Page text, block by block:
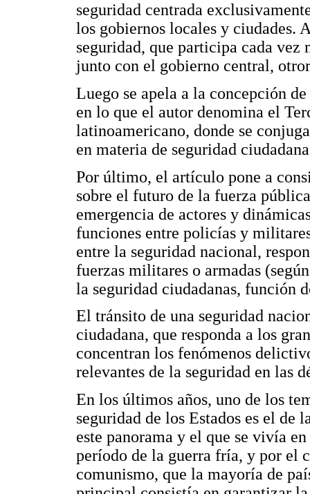
seguridad centrada
los gobiernos locales y ciudades.
seguridad, que participa cada vez
junto con el gobierno central,
Luego se apela a la concepción
en lo que el autor denomina el
latinoamericano, donde se
en materia de seguridad
Por último, el artículo pone a
sobre el futuro de la fuerza
emergencia de actores y
funciones entre policías y
entre la seguridad nacional,
fuerzas militares o armadas
la seguridad ciudadanas, función
El tránsito de una seguridad
ciudadana, que responda a los
concentran los fenómenos
relevantes de la seguridad en las
En los últimos años, uno de los
seguridad de los Estados es el de
este panorama y el que se vivía
período de la guerra fría, y por el
comunismo, que la mayoría de